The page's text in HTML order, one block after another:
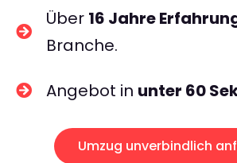
Über 16 Jahre
Branche.
Angebot in unter 60
Umzug unverbindlich